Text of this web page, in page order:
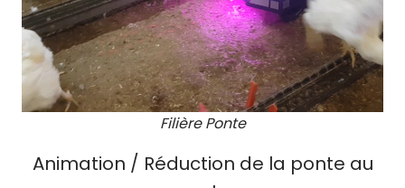
Filière Ponte
Animation / Réduction de la ponte au